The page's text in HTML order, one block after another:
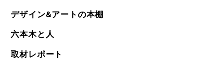
デザイン&アートの本棚
六本木と人
取材レポート